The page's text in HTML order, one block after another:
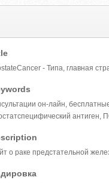
- Типа, главная
он-лайн,
антиген,
о раке предстательной